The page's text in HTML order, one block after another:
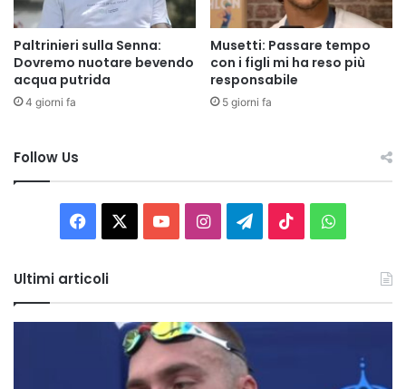
Paltrinieri sulla Senna:
Dovremo nuotare bevendo
acqua putrida
4 giorni fa
Musetti: Passare tempo
con i figli mi ha reso più
responsabile
5 giorni fa
Follow Us
Facebook You InstagramTelegram
TikTok
Ultimi articoli